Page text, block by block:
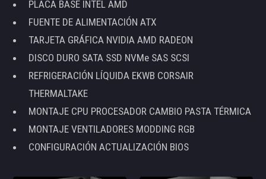
PLACA BASE INTEL AMD
FUENTE DE ALIMENTACIÓN ATX
TARJETA GRÁFICA NVIDIA AMD RADEON
DISCO DURO SATA SSD NVMe SAS SCSI
REFRIGERACIÓN LÍQUIDA EKWB CORSAIR
THERMALTAKE
MONTAJE CPU PROCESADOR CAMBIO PASTA TÉRMICA
MONTAJE VENTILADORES MODDING RGB
CONFIGURACIÓN ACTUALIZACIÓN BIOS